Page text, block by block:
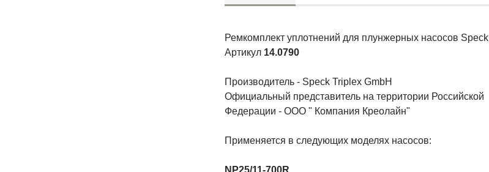
Ремкомплект уплотнений для плунжерных насосов Speck
Артикул 14.0790
Производитель - Speck Triplex GmbH
Официальный представитель на территории Российской
Федерации - ООО " Компания Креолайн"
Применяется в следующих моделях насосов:
NP25/11-700R